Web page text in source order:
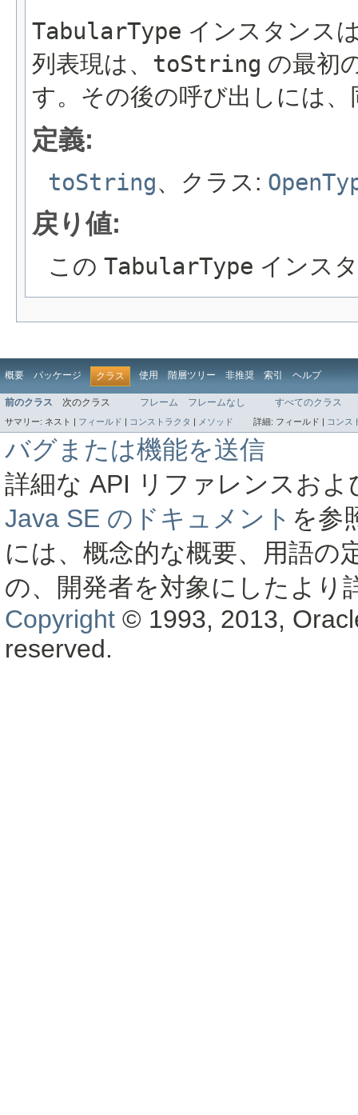
TabularType インスタンス
列表現は、 toString の最初
す。その後の呼び出しには
定義:
toString、クラス:
戻り値:
この TabularType インス
概要 パッケージ クラス 使用 階層ツリー 非推奨 索引 ヘルプ
前のクラス 次のクラス フレーム フレームなし すべてのクラス
サマリー: ネスト | フィールド | コンストラクタ | メソッド 詳細: フィールド | コンス
バグまたは機能を送信
詳細な API リファレンスお
Java SE のドキュメント を参
には、概念的な概要、用語の
の、開発者を対象にしたより
Copyright © 1993, 2013,
reserved.